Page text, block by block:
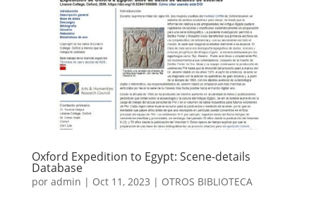
Oxford Expedition to Egypt: Scene-details
Database
por admin | Oct 11, 2023 | OTROS BIBLIOTECA